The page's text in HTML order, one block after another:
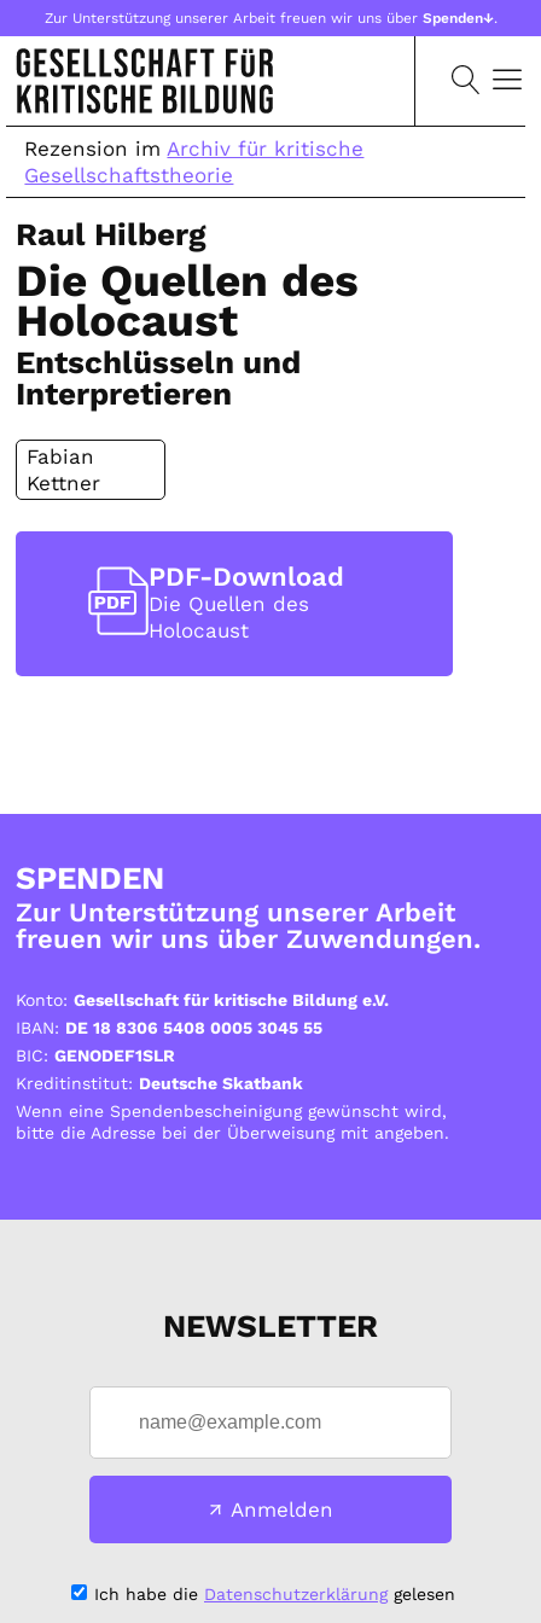
Zur Unterstützung unserer Arbeit freuen wir uns über Spenden↓.
Rezension imArchiv für kritische
Gesellschaftstheorie
Raul Hilberg
Die Quellen des
Holocaust
Entschlüsseln und
Interpretieren
Fabian
Kettner
PDF-Download
Die Quellen des
Holocaust
SPENDEN
Zur Unterstützung unserer Arbeit
freuen wir uns über Zuwendungen.
Konto:Gesellschaft für kritische Bildung e.V.
IBAN: DE 18 8306 5408 0005 3045 55
BIC:GENODEF1SLR
Kreditinstitut: Deutsche Skatbank
Wenn eine Spendenbescheinigung gewünscht wird,
bitte die Adresse bei der Überweisung mit angeben.
NEWSLETTER
Anmelden
Ich habe die Datenschutzerklärunggelesen